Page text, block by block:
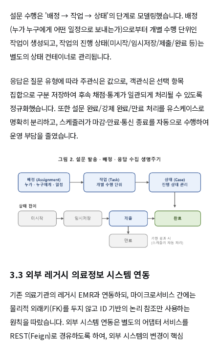
설문 수행은 '배정 → 작업 → 상태'의 단계로 모델링했습니다. 배정
(누가 누구에게 어떤 일정으로 보내는가)으로부터 개별 수행 단위인
작업이 생성되고, 작업의 진행 상태(미시작/임시저장/제출/완료 등)는
별도의 상태 컨테이너로 관리됩니다.
응답은 질문 유형에 따라 주관식은 값으로, 객관식은 선택 항목
집합으로 구분 저장하여 후속 채점·통계가 일관되게 처리될 수 있도록
정규화했습니다. 또한 설문 완료/강제 완료/만료 처리를 유스케이스로
명확히 분리하고, 스케줄러가 마감·만료·통신 종료를 자동으로 수행하여
운영 부담을 줄였습니다.
3.3 외부 레거시 의료정보 시스템 연동
기존 의료기관의 레거시 EMR과 연동하되, 마이크로서비스 간에는
물리적 외래키(FK)를 두지 않고 ID 기반의 논리 참조만 사용하는
원칙을 따랐습니다. 외부 시스템 연동은 별도의 어댑터 서비스를
REST(Feign)로 경유하도록 하여, 외부 시스템의 변경이 핵심